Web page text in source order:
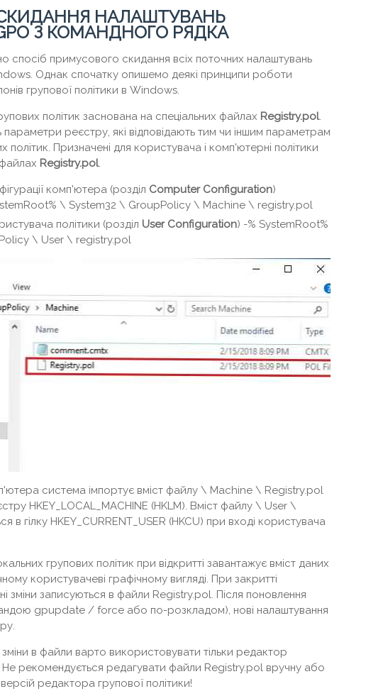
НАЛАШТУВАНЬ
З КОМАНДНОГО РЯДКА
спосіб примусового скидання всіх поточних налаштувань
Однак спочатку опишемо деякі принципи роботи
групової політики в Windows.
політик заснована на спеціальних файлах Registry.pol.
параметри реєстру, які відповідають тим чи іншим параметрам
політик. Призначені для користувача і комп'ютерні політики
Registry.pol.
комп'ютера (розділ Computer Configuration)
\ System32 \ GroupPolicy \ Machine \ registry.pol
політики (розділ User Configuration) -% SystemRoot%
\ User \ registry.pol
система імпортує вміст файлу \ Machine \ Registry.pol
HKEY_LOCAL_MACHINE (HKLM). Вміст файлу \ User \
в гілку HKEY_CURRENT_USER (HKCU) при вході користувача
групових політик при відкритті завантажує вміст даних
користувачеві графічному вигляді. При закритті
зміни записуються в файли Registry.pol. Після поновлення
gpupdate / force або по-розкладом), нові налаштування
в файли варто використовувати тільки редактор
Не рекомендується редагувати файли Registry.pol вручну або
редактора групової політики!